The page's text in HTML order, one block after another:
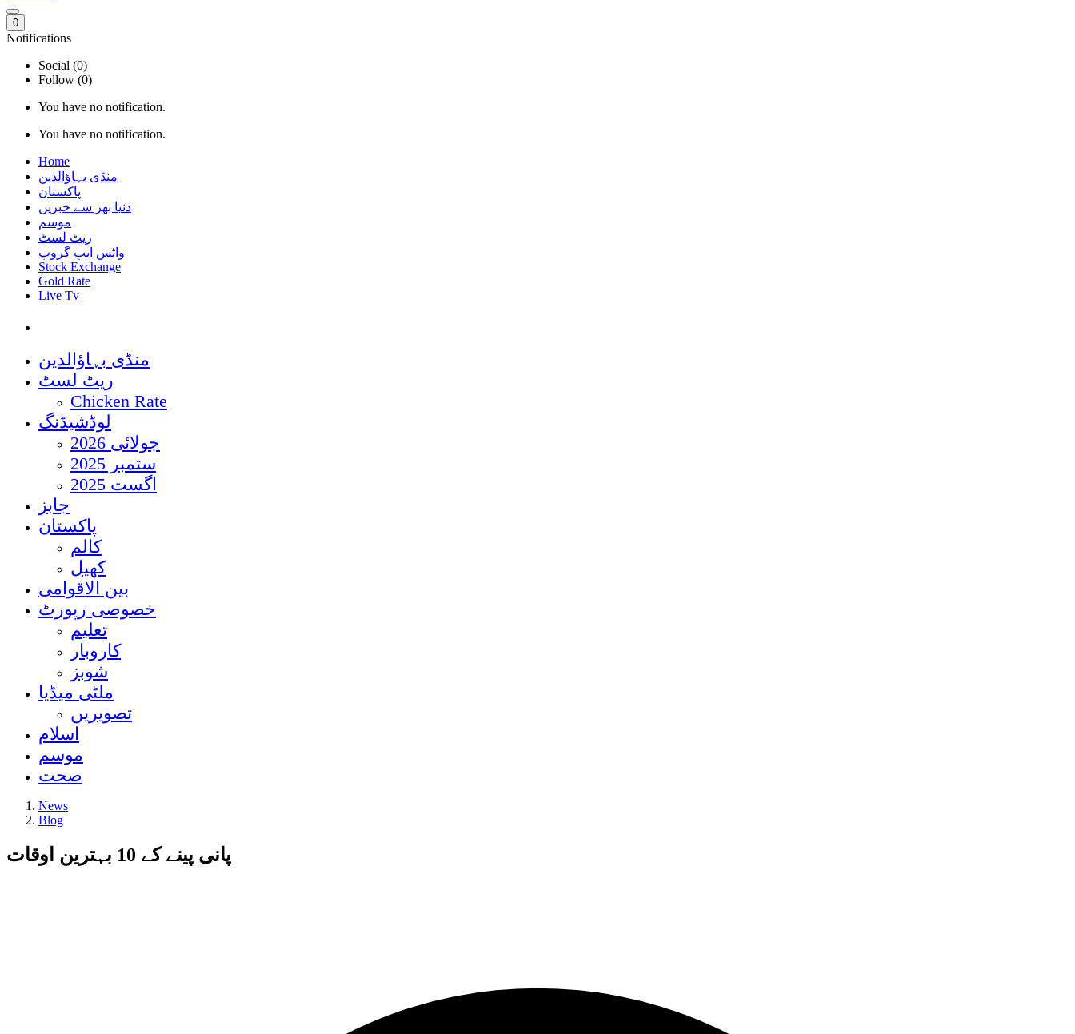
0
Notifications
Social (0)
Follow (0)
You have no notification.
You have no notification.
Home
منڈی بہاؤالدین
پاکستان
دنیا بھر سے خبریں
موسم
ریٹ لسٹ
واٹس ایپ گروپ
Stock Exchange
Gold Rate
Live Tv
منڈی بہاؤالدین
ریٹ لسٹ
Chicken Rate
لوڈشیڈنگ
جولائی 2026
ستمبر 2025
اگست 2025
جابز
پاکستان
کالم
کھیل
بین الاقوامی
خصوصی رپورٹ
تعلیم
کاروبار
شوبز
ملٹی میڈیا
تصویریں
اسلام
موسم
صحت
News
Blog
پانی پینے کے 10 بہترین اوقات